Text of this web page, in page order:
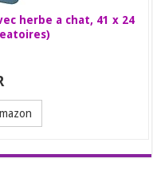
herbe a chat, 41 x 24